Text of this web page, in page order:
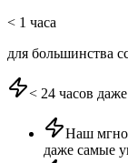
< 1 часа
для большинства
< 24 часов
Наш
даже самые